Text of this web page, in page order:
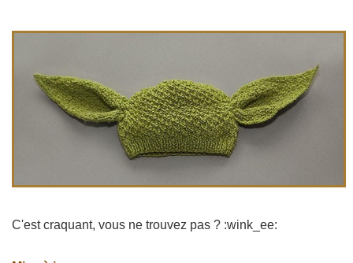
C'est craquant, vous ne trouvez pas ? :wink_ee: